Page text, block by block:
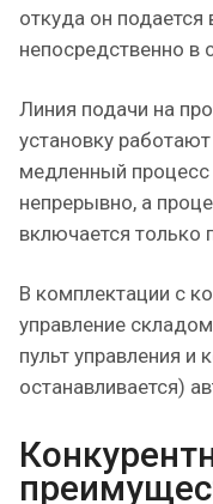
откуда он
непосредственно в
Линия подачи на
установку
медленный
непрерывно, а
включается только
В комплектации с
управление
пульт управления и
останавливается)